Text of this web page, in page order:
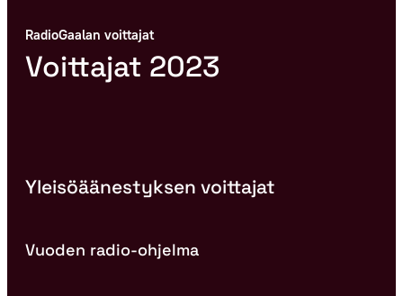
RadioGaalan voittajat
Voittajat 2023
Yleisöäänestyksen voittajat
Vuoden radio-ohjelma